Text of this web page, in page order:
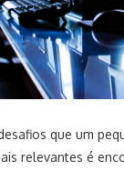
que um
relevantes é